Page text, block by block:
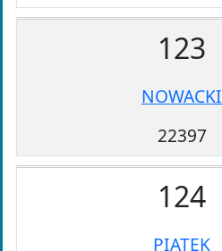
123
NOWACKI
22397
124
PIĄTEK